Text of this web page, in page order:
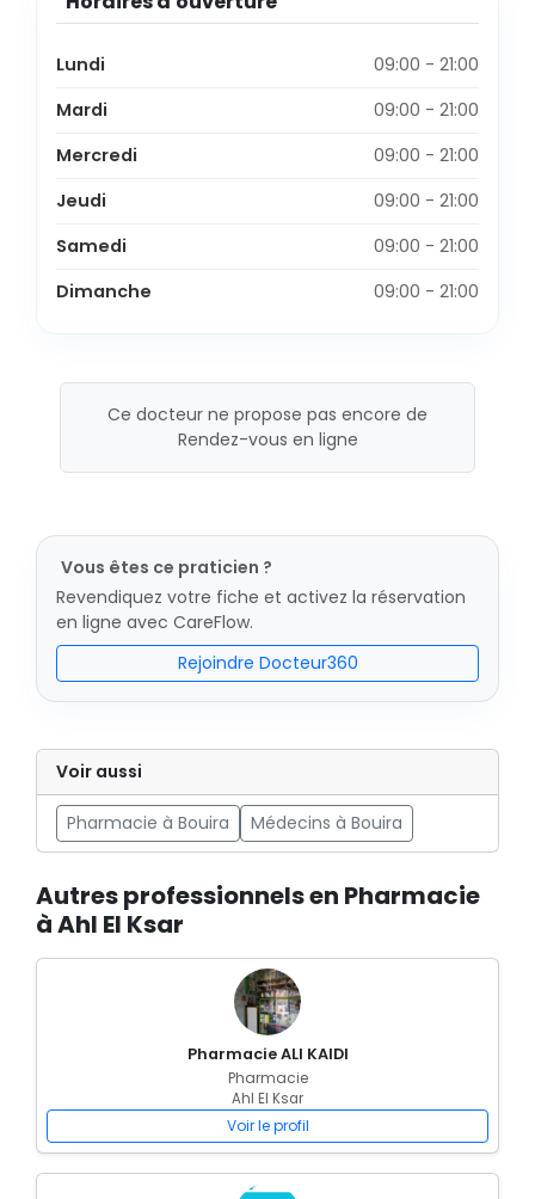
Lundi
09:00 - 21:00
Mardi
09:00 - 21:00
Mercredi
09:00 - 21:00
Jeudi
09:00 - 21:00
Samedi
09:00 - 21:00
Dimanche
09:00 - 21:00
Ce docteur ne propose pas encore de
Rendez-vous en ligne
Vous êtes ce praticien ?
Revendiquez votre fiche et activez la réservation
en ligne avec CareFlow.
Rejoindre Docteur360
Voir aussi
Pharmacie à Bouira Médecins à Bouira
Autres professionnels en Pharmacie
à Ahl El Ksar
Pharmacie ALI KAIDI
Pharmacie
Ahl El Ksar
Voir le profil